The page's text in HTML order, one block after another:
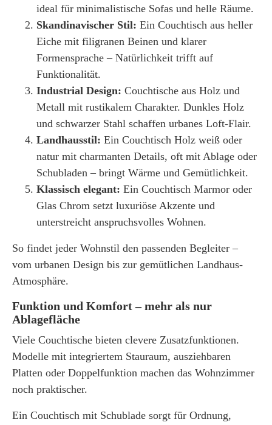
ideal für minimalistische Sofas und helle Räume.
Skandinavischer Stil: Ein Couchtisch aus heller
Eiche mit filigranen Beinen und klarer
Formensprache – Natürlichkeit trifft auf
Funktionalität.
Industrial Design: Couchtische aus Holz und
Metall mit rustikalem Charakter. Dunkles Holz
und schwarzer Stahl schaffen urbanes Loft-Flair.
Landhausstil: Ein Couchtisch Holz weiß oder
natur mit charmanten Details, oft mit Ablage oder
Schubladen – bringt Wärme und Gemütlichkeit.
Klassisch elegant: Ein Couchtisch Marmor oder
Glas Chrom setzt luxuriöse Akzente und
unterstreicht anspruchsvolles Wohnen.
So findet jeder Wohnstil den passenden Begleiter –
vom urbanen Design bis zur gemütlichen Landhaus-
Atmosphäre.
Funktion und Komfort – mehr als nur
Ablagefläche
Viele Couchtische bieten clevere Zusatzfunktionen.
Modelle mit integriertem Stauraum, ausziehbaren
Platten oder Doppelfunktion machen das Wohnzimmer
noch praktischer.
Ein Couchtisch mit Schublade sorgt für Ordnung,